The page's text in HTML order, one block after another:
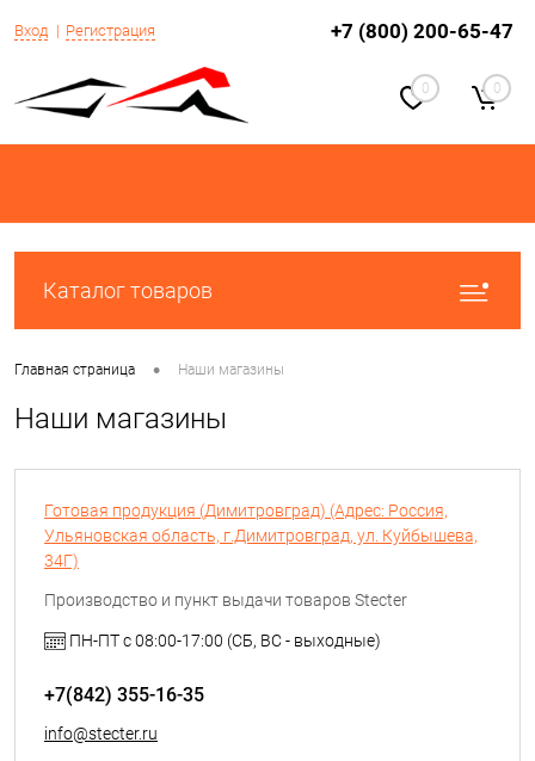
Вход Регистрация +7 (800) 200-65-47
0 0
Каталог товаров
Главная страница • Наши магазины
Наши магазины
Готовая продукция (Димитровград) (Адрес: Россия,
Ульяновская область, г.Димитровград, ул. Куйбышева,
34Г)
Производство и пункт выдачи товаров Stecter
ПН-ПТ с 08:00-17:00 (СБ, ВС - выходные)
+7(842) 355-16-35
info@stecter.ru